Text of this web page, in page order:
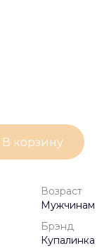
В корзину
Возраст
Мужчинам
Брэнд
Купалинка